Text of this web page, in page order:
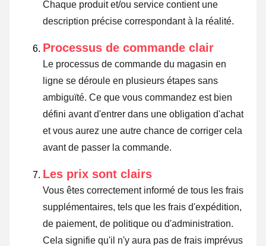
Chaque produit et/ou service contient une
description précise correspondant à la réalité.
Processus de commande clair
Le processus de commande du magasin en
ligne se déroule en plusieurs étapes sans
ambiguïté. Ce que vous commandez est bien
défini avant d'entrer dans une obligation d'achat
et vous aurez une autre chance de corriger cela
avant de passer la commande.
Les prix sont clairs
Vous êtes correctement informé de tous les frais
supplémentaires, tels que les frais d'expédition,
de paiement, de politique ou d'administration.
Cela signifie qu'il n'y aura pas de frais imprévus